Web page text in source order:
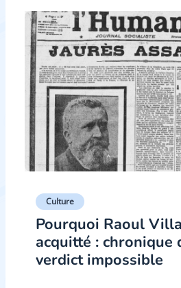
Culture
Pourquoi Raoul
acquitté : chronique
verdict impossible